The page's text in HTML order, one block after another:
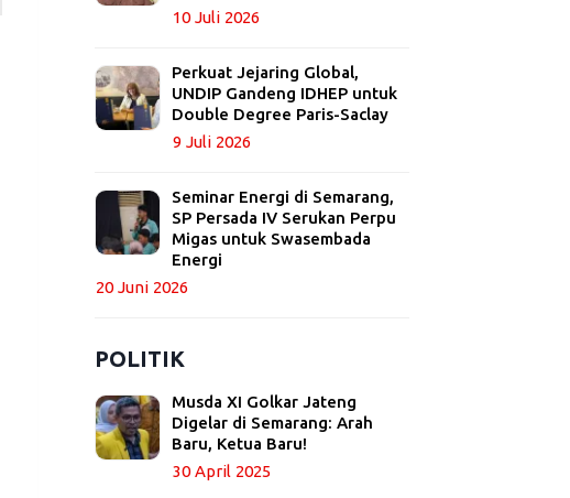
10 Juli 2026
Perkuat Jejaring Global,
UNDIP Gandeng IDHEP untuk
Double Degree Paris-Saclay
9 Juli 2026
Seminar Energi di Semarang,
SP Persada IV Serukan Perpu
Migas untuk Swasembada
Energi
20 Juni 2026
POLITIK
Musda XI Golkar Jateng
Digelar di Semarang: Arah
Baru, Ketua Baru!
30 April 2025